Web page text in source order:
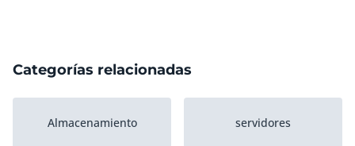
Categorías relacionadas
Almacenamiento servidores